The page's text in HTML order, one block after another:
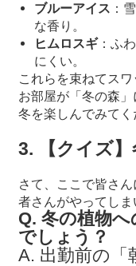
ブルーアイス ：
な香り。
ヒムロスギ：ふ
にくい。
これらを束ねてス
お部屋が「冬の森
冬を楽しんでみて
3. 【クイズ
さて、ここで皆さ
者さんがやってし
Q. 冬の植物
でしょう？
A. 出勤前の「